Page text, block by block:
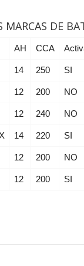
DE
AH CCA
14 250 SI
12 200 NO
12 240 NO
14 220 SI
12 200 NO
12 200 SI